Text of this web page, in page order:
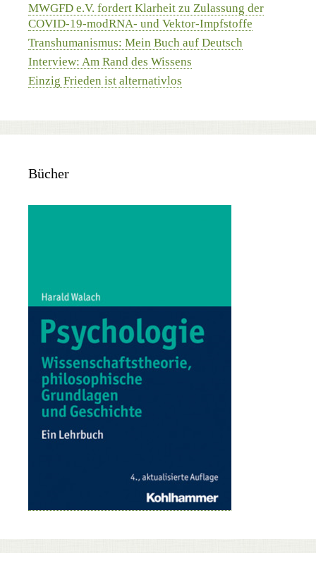
MWGFD e.V. fordert Klarheit zu Zulassung der
COVID-19-modRNA- und Vektor-Impfstoffe
Transhumanismus: Mein Buch auf Deutsch
Interview: Am Rand des Wissens
Einzig Frieden ist alternativlos
Bücher